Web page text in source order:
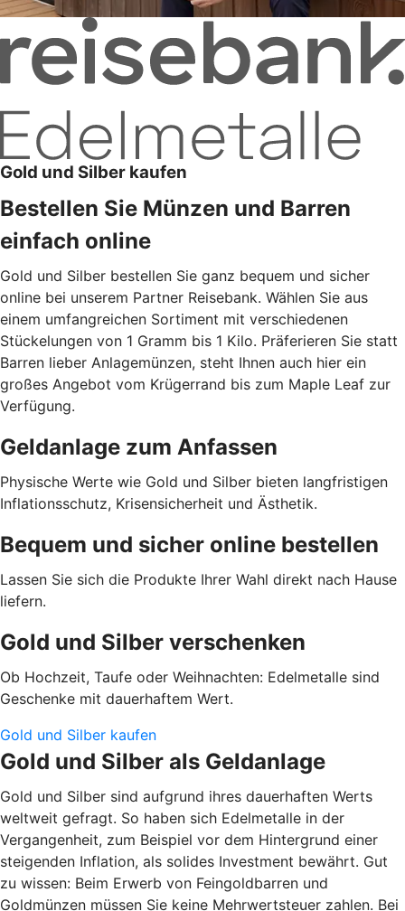
Gold und Silber kaufen
Bestellen Sie Münzen und Barren
einfach online
Gold und Silber bestellen Sie ganz bequem und sicher
online bei unserem Partner Reisebank. Wählen Sie aus
einem umfangreichen Sortiment mit verschiedenen
Stückelungen von 1 Gramm bis 1 Kilo. Präferieren Sie statt
Barren lieber Anlagemünzen, steht Ihnen auch hier ein
großes Angebot vom Krügerrand bis zum Maple Leaf zur
Verfügung.
Geldanlage zum Anfassen
Physische Werte wie Gold und Silber bieten langfristigen
Inflationsschutz, Krisensicherheit und Ästhetik.
Bequem und sicher online bestellen
Lassen Sie sich die Produkte Ihrer Wahl direkt nach Hause
liefern.
Gold und Silber verschenken
Ob Hochzeit, Taufe oder Weihnachten: Edelmetalle sind
Geschenke mit dauerhaftem Wert.
Gold und Silber kaufen
Gold und Silber als Geldanlage
Gold und Silber sind aufgrund ihres dauerhaften Werts
weltweit gefragt. So haben sich Edelmetalle in der
Vergangenheit, zum Beispiel vor dem Hintergrund einer
steigenden Inflation, als solides Investment bewährt. Gut
zu wissen: Beim Erwerb von Feingoldbarren und
Goldmünzen müssen Sie keine Mehrwertsteuer zahlen. Bei